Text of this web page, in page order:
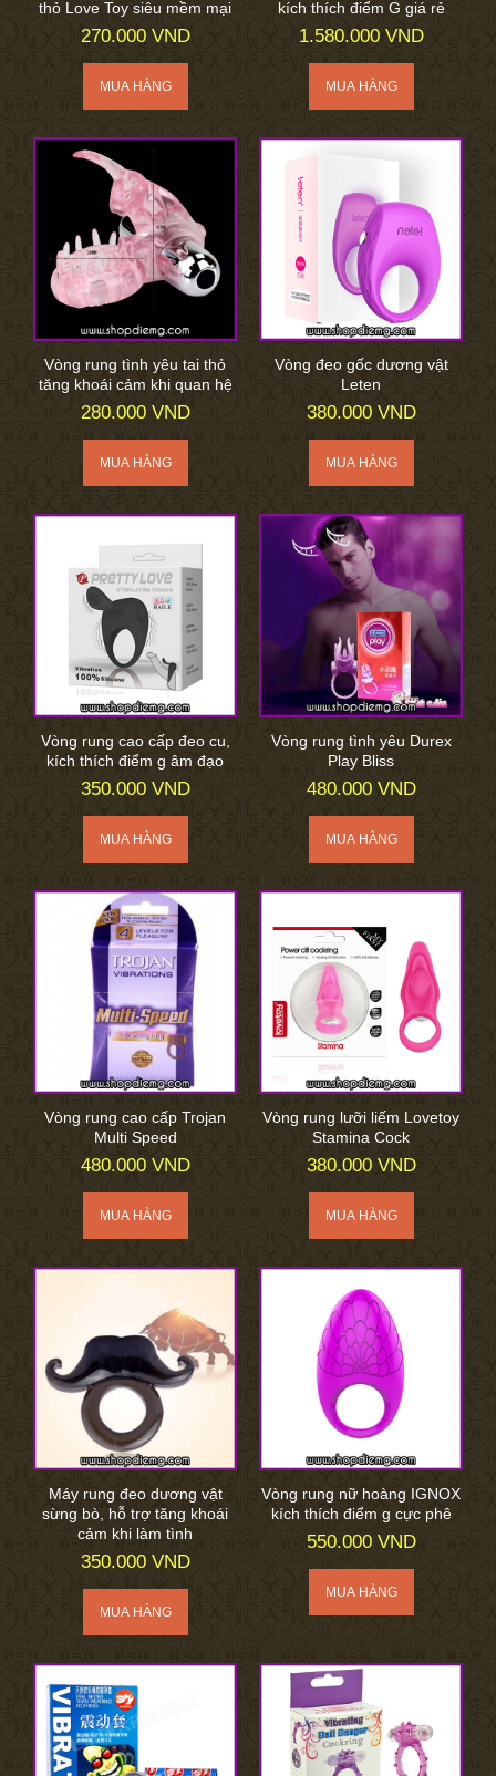
thỏ Love Toy siêu mềm mại
270.000 VND
kích thích điểm G giá rẻ
1.580.000 VND
Vòng rung tình yêu tai thỏ
tăng khoái cảm khi quan hệ
280.000 VND
Vòng đeo gốc dương vật
Leten
380.000 VND
Vòng rung cao cấp đeo cu,
kích thích điểm g âm đạo
350.000 VND
Vòng rung tình yêu Durex
Play Bliss
480.000 VND
Vòng rung cao cấp Trojan
Multi Speed
480.000 VND
Vòng rung lưỡi liếm Lovetoy
Stamina Cock
380.000 VND
Máy rung đeo dương vật
sừng bò, hỗ trợ tăng khoái
cảm khi làm tình
350.000 VND
Vòng rung nữ hoàng IGNOX
kích thích điểm g cực phê
550.000 VND